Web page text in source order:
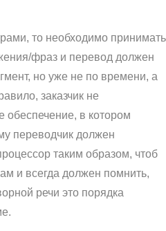
то необходимо принимать
фраз и перевод должен
но уже не по времени, а
заказчик не
обеспечение, в котором
переводчик должен
таким образом, чтоб
и всегда должен помнить,
речи это порядка